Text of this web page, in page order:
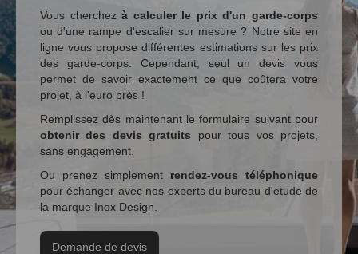
Vous cherchezà calculer le prix d'un garde-corps
ou d'une rampe d'escalier sur mesure ? Notre site en
ligne vous propose différentes estimations sur les prix
des garde-corps. Cependant, seul un devis vous
permet de savoir exactement ce que coûtera votre
projet, à l'euro près !
Remplissez dès maintenant le formulaire suivant pour
obtenir des devis gratuits pour tous vos projets,
sans engagement.
Ou prenez simplement rendez-vous téléphonique
pour échanger avec nos experts du bureau d'etude de
la marque Inox Design.
Demande de devis